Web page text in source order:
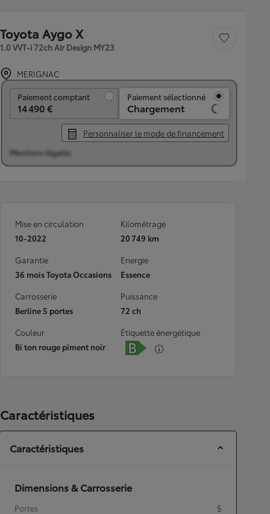
Toyota Aygo X
1.0 VVT-i 72ch Air Design MY23
Sauvegarder le
MERIGNAC
Paiement comptant
14 490 €
Paiement sélectionné
Chargement
Personnaliser le mode de financement
Mentions légales
Mise en circulation
10-2022
Kilométrage
20 749 km
Garantie
36 mois Toyota Occasions
Energie
Essence
Carrosserie
Berline 5 portes
Puissance
72 ch
Couleur
Bi ton rouge piment noir
Étiquette énergétique
Caractéristiques
Caractéristiques
Dimensions & Carrosserie
Portes
5